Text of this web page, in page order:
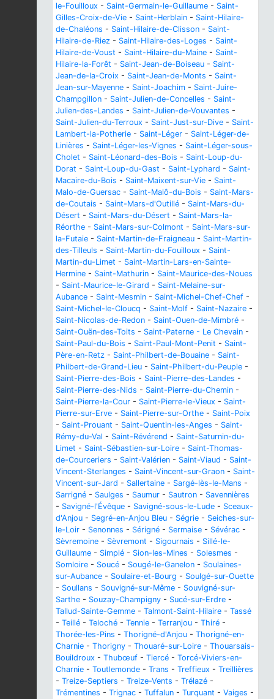
le-Fouilloux - Saint-Germain-le-Guillaume - Saint-
Gilles-Croix-de-Vie - Saint-Herblain - Saint-Hilaire-
de-Chaléons - Saint-Hilaire-de-Clisson - Saint-
Hilaire-de-Riez - Saint-Hilaire-des-Loges - Saint-
Hilaire-de-Voust - Saint-Hilaire-du-Maine - Saint-
Hilaire-la-Forêt - Saint-Jean-de-Boiseau - Saint-
Jean-de-la-Croix - Saint-Jean-de-Monts - Saint-
Jean-sur-Mayenne - Saint-Joachim - Saint-Juire-
Champgillon - Saint-Julien-de-Concelles - Saint-
Julien-des-Landes - Saint-Julien-de-Vouvantes -
Saint-Julien-du-Terroux - Saint-Just-sur-Dive - Saint-
Lambert-la-Potherie - Saint-Léger - Saint-Léger-de-
Linières - Saint-Léger-les-Vignes - Saint-Léger-sous-
Cholet - Saint-Léonard-des-Bois - Saint-Loup-du-
Dorat - Saint-Loup-du-Gast - Saint-Lyphard - Saint-
Macaire-du-Bois - Saint-Maixent-sur-Vie - Saint-
Malo-de-Guersac - Saint-Malô-du-Bois - Saint-Mars-
de-Coutais - Saint-Mars-d'Outillé - Saint-Mars-du-
Désert - Saint-Mars-du-Désert - Saint-Mars-la-
Réorthe - Saint-Mars-sur-Colmont - Saint-Mars-sur-
la-Futaie - Saint-Martin-de-Fraigneau - Saint-Martin-
des-Tilleuls - Saint-Martin-du-Fouilloux - Saint-
Martin-du-Limet - Saint-Martin-Lars-en-Sainte-
Hermine - Saint-Mathurin - Saint-Maurice-des-Noues
- Saint-Maurice-le-Girard - Saint-Melaine-sur-
Aubance - Saint-Mesmin - Saint-Michel-Chef-Chef -
Saint-Michel-le-Cloucq - Saint-Molf - Saint-Nazaire -
Saint-Nicolas-de-Redon - Saint-Ouen-de-Mimbré -
Saint-Ouën-des-Toits - Saint-Paterne - Le Chevain -
Saint-Paul-du-Bois - Saint-Paul-Mont-Penit - Saint-
Père-en-Retz - Saint-Philbert-de-Bouaine - Saint-
Philbert-de-Grand-Lieu - Saint-Philbert-du-Peuple -
Saint-Pierre-des-Bois - Saint-Pierre-des-Landes -
Saint-Pierre-des-Nids - Saint-Pierre-du-Chemin -
Saint-Pierre-la-Cour - Saint-Pierre-le-Vieux - Saint-
Pierre-sur-Erve - Saint-Pierre-sur-Orthe - Saint-Poix
- Saint-Prouant - Saint-Quentin-les-Anges - Saint-
Rémy-du-Val - Saint-Révérend - Saint-Saturnin-du-
Limet - Saint-Sébastien-sur-Loire - Saint-Thomas-
de-Courceriers - Saint-Valérien - Saint-Viaud - Saint-
Vincent-Sterlanges - Saint-Vincent-sur-Graon - Saint-
Vincent-sur-Jard - Sallertaine - Sargé-lès-le-Mans -
Sarrigné - Saulges - Saumur - Sautron - Savennières
- Savigné-l'Évêque - Savigné-sous-le-Lude - Sceaux-
d'Anjou - Segré-en-Anjou Bleu - Ségrie - Seiches-sur-
le-Loir - Senonnes - Sérigné - Sermaise - Sévérac -
Sèvremoine - Sèvremont - Sigournais - Sillé-le-
Guillaume - Simplé - Sion-les-Mines - Solesmes -
Somloire - Soucé - Sougé-le-Ganelon - Soulaines-
sur-Aubance - Soulaire-et-Bourg - Soulgé-sur-Ouette
- Soullans - Souvigné-sur-Même - Souvigné-sur-
Sarthe - Souzay-Champigny - Sucé-sur-Erdre -
Tallud-Sainte-Gemme - Talmont-Saint-Hilaire - Tassé
- Teillé - Teloché - Tennie - Terranjou - Thiré -
Thorée-les-Pins - Thorigné-d'Anjou - Thorigné-en-
Charnie - Thorigny - Thouaré-sur-Loire - Thouarsais-
Bouildroux - Thubœuf - Tiercé - Torcé-Viviers-en-
Charnie - Toutlemonde - Trans - Treffieux - Treillières
- Treize-Septiers - Treize-Vents - Trélazé -
Trémentines - Trignac - Tuffalun - Turquant - Vaiges -